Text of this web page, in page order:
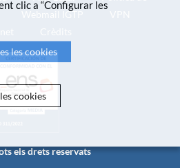
Webmail IGTP
els drets reservats
clic a “Configurar les
les cookies
cookies